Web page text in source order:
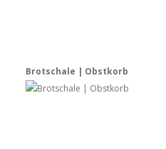
Brotschale | Obstkorb